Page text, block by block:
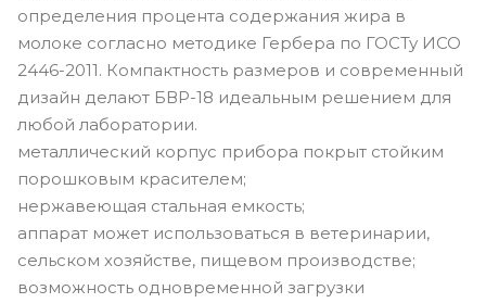
определения процента содержания жира в
молоке согласно методике Гербера по ГОСТу ИСО
2446-2011. Компактность размеров и современный
дизайн делают БВР-18 идеальным решением для
любой лаборатории.
металлический корпус прибора покрыт стойким
порошковым красителем;
нержавеющая стальная емкость;
аппарат может использоваться в ветеринарии,
сельском хозяйстве, пищевом производстве;
возможность одновременной загрузки